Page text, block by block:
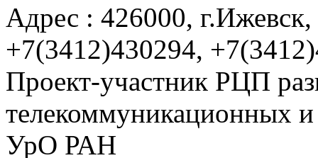
Адрес : 426000,
+7(3412)430294,
Проект-участник РЦП
телекоммуникационных
УрО РАН